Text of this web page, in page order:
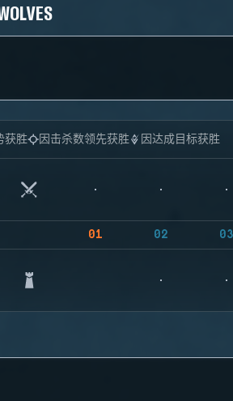
获胜 因击杀数领先获胜 因达成目标获胜
01 02 03